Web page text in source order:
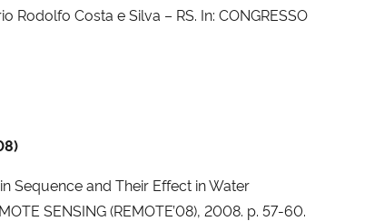
Rodolfo Costa e Silva – RS. In: CONGRESSO
in Sequence and Their Effect in Water
SENSING (REMOTE’08), 2008. p. 57-60.